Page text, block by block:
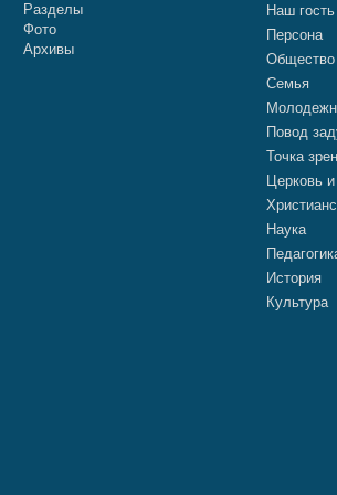
Разделы
Фото
Архивы
Наш гость
Персона
Общество
Семья
Повод
Точка
Церковь
Наука
История
Культура